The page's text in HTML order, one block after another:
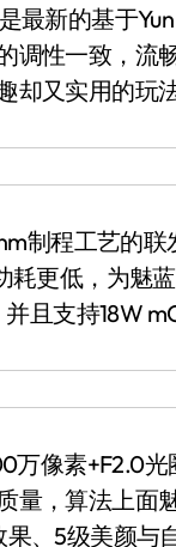
新的基于Yun
调性一致，流
却又实用的玩
程工艺的联
耗更低，为魅
且支持18W
像素+F2.0光
量，算法上面
、5级美颜与